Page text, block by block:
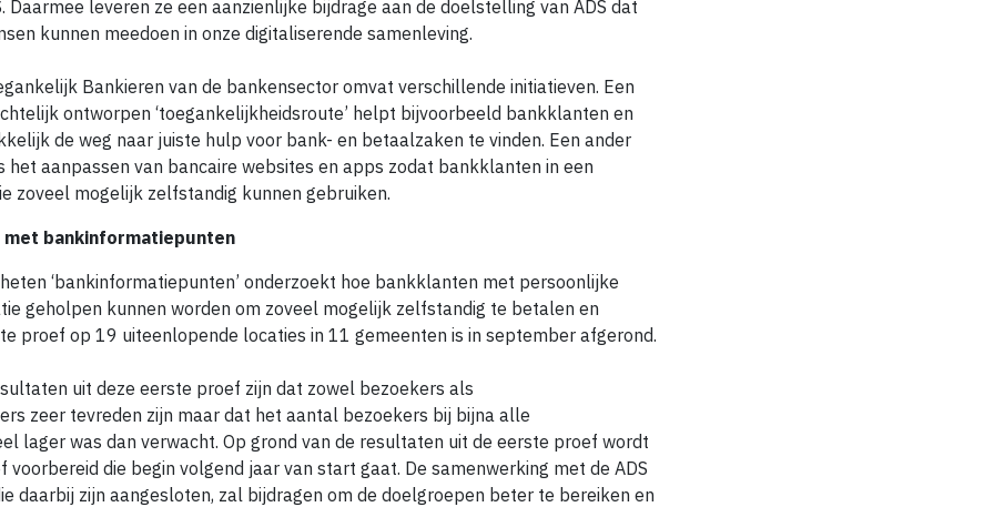
Daarmee leveren ze een aanzienlijke bijdrage aan de doelstelling van ADS dat
kunnen meedoen in onze digitaliserende samenleving.
Bankieren van de bankensector omvat verschillende initiatieven. Een
ontworpen ‘toegankelijkheidsroute’ helpt bijvoorbeeld bankklanten en
de weg naar juiste hulp voor bank- en betaalzaken te vinden. Een ander
het aanpassen van bancaire websites en apps zodat bankklanten in een
zoveel mogelijk zelfstandig kunnen gebruiken.
bankinformatiepunten
‘bankinformatiepunten’ onderzoekt hoe bankklanten met persoonlijke
geholpen kunnen worden om zoveel mogelijk zelfstandig te betalen en
proef op 19 uiteenlopende locaties in 11 gemeenten is in september afgerond.
uit deze eerste proef zijn dat zowel bezoekers als
zeer tevreden zijn maar dat het aantal bezoekers bij bijna alle
lager was dan verwacht. Op grond van de resultaten uit de eerste proef wordt
voorbereid die begin volgend jaar van start gaat. De samenwerking met de ADS
daarbij zijn aangesloten, zal bijdragen om de doelgroepen beter te bereiken en